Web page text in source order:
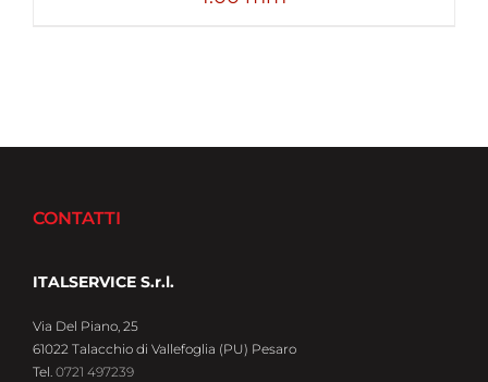
CONTATTI
ITALSERVICE S.r.l.
Via Del Piano, 25
61022 Talacchio di Vallefoglia (PU) Pesaro
Tel. 0721 497239